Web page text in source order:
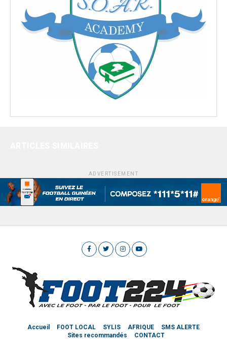
ADVERTISEMENT
Accueil FOOT LOCAL SYLIS AFRIQUE
SMS ALERTE
Sites recommandés
CONTACT